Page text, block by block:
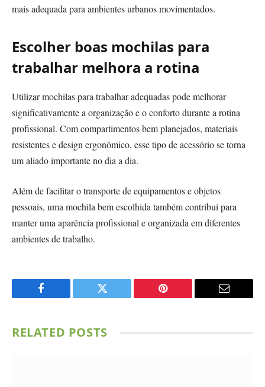
mais adequada para ambientes urbanos movimentados.
Escolher boas mochilas para
trabalhar melhora a rotina
Utilizar mochilas para trabalhar adequadas pode melhorar
significativamente a organização e o conforto durante a rotina
profissional. Com compartimentos bem planejados, materiais
resistentes e design ergonômico, esse tipo de acessório se torna
um aliado importante no dia a dia.
Além de facilitar o transporte de equipamentos e objetos
pessoais, uma mochila bem escolhida também contribui para
manter uma aparência profissional e organizada em diferentes
ambientes de trabalho.
Facebook Twitter Pinterest Email
RELATED POSTS